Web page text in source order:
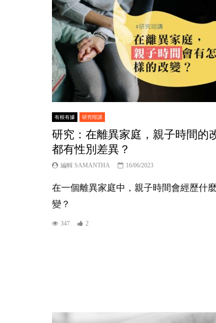
有根有據 研究咁講
研究：在離異家庭，親子時間的
都有性別差異？
編輯 SAMANTHA 16/06/2023
在一個離異家庭中，親子時間會經歷什
變？
347 2